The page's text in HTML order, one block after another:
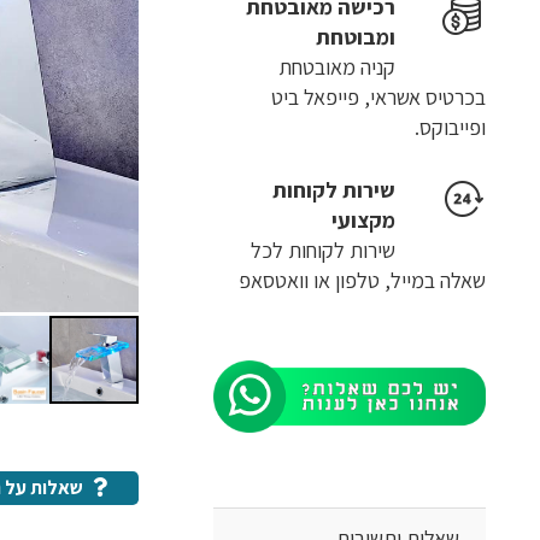
שאלות על
רכישה​ ​מאובטחת
ומבוטחת
קניה מאובטחת
בכרטיס אשראי, פייפאל ביט
ופייבוקס.
שירות לקוחות
מקצועי
שירות לקוחות לכל
שאלה במייל, טלפון או וואטסאפ